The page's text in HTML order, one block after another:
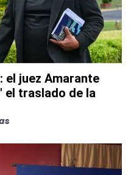
el juez Amarante
el traslado de la